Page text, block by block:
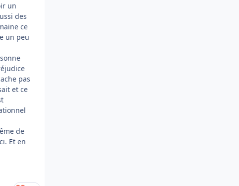
un
des
ce
un peu
pas
et ce
de
Et en